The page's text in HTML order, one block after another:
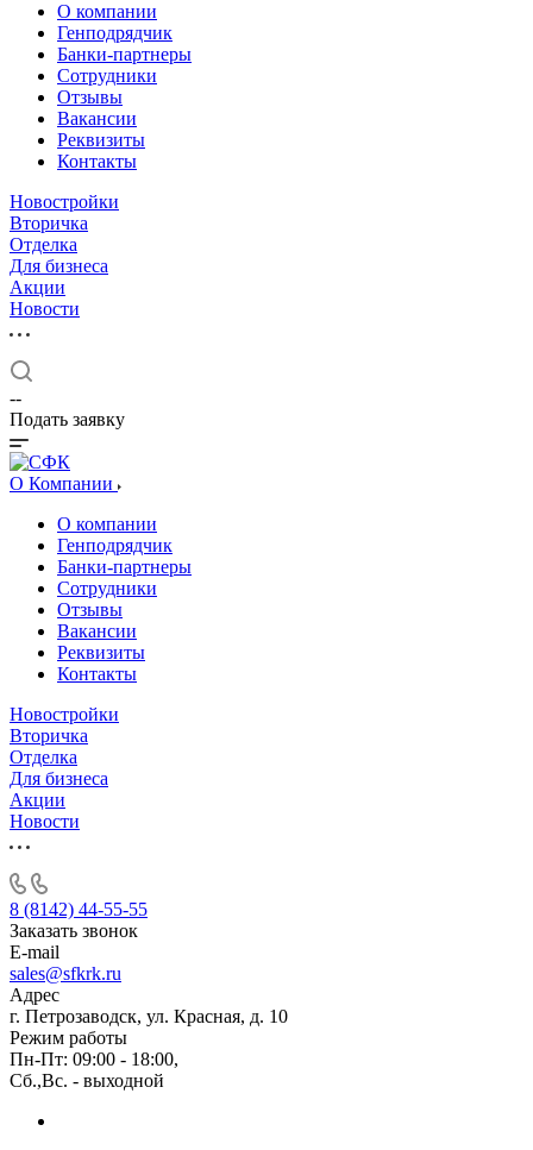
О компании
Генподрядчик
Банки-партнеры
Сотрудники
Отзывы
Вакансии
Реквизиты
Контакты
Новостройки
Вторичка
Отделка
Для бизнеса
Акции
Новости
--
Подать заявку
О Компании
О компании
Генподрядчик
Банки-партнеры
Сотрудники
Отзывы
Вакансии
Реквизиты
Контакты
Новостройки
Вторичка
Отделка
Для бизнеса
Акции
Новости
8 (8142) 44-55-55
Заказать звонок
E-mail
sales@sfkrk.ru
Адрес
г. Петрозаводск, ул. Красная, д. 10
Режим работы
Пн-Пт: 09:00 - 18:00,
Сб.,Вс. - выходной